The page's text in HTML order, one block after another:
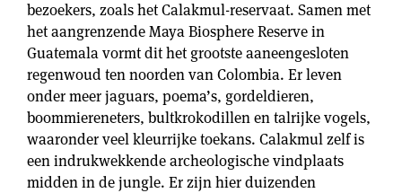
bezoekers, zoals het Calakmul-reservaat. Samen met
het aangrenzende Maya Biosphere Reserve in
Guatemala vormt dit het grootste aaneengesloten
regenwoud ten noorden van Colombia. Er leven
onder meer jaguars, poema’s, gordeldieren,
boommiereneters, bultkrokodillen en talrijke vogels,
waaronder veel kleurrijke toekans. Calakmul zelf is
een indrukwekkende archeologische vindplaats
midden in de jungle. Er zijn hier duizenden